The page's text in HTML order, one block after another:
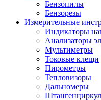
Бензопилы
Бензорезы
Измерительные
Индикаторы
Анализаторы
Мультиметры
Токовые клещи
Пирометры
Тепловизоры
Дальномеры